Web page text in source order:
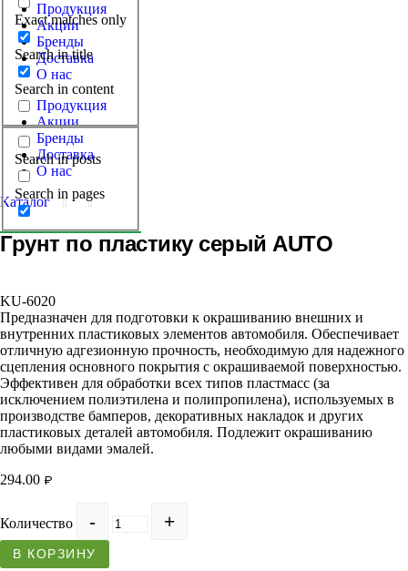
Exact matches only
Search in title
Search in content
Search in posts
Search in pages
Продукция
Акции
Бренды
Доставка
О нас
Продукция
Акции
Бренды
Доставка
О нас
Каталог
Грунт по пластику серый AUTO
KU-6020
Предназначен для подготовки к окрашиванию внешних и
внутренних пластиковых элементов автомобиля. Обеспечивает
отличную адгезионную прочность, необходимую для надежного
сцепления основного покрытия с окрашиваемой поверхностью.
Эффективен для обработки всех типов пластмасс (за
исключением полиэтилена и полипропилена), используемых в
производстве бамперов, декоративных накладок и других
пластиковых деталей автомобиля. Подлежит окрашиванию
любыми видами эмалей.
294.00 ₽
Количество
В КОРЗИНУ